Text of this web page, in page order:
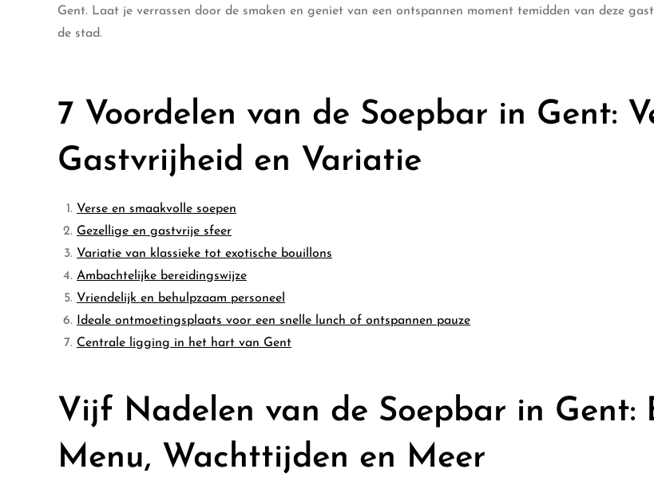
Gent. Laat je verrassen door de smaken en geniet van een ontspannen moment temidden van deze
de stad.
7 Voordelen van de Soepbar in Gent:
Gastvrijheid en Variatie
Verse en smaakvolle soepen
Gezellige en gastvrije sfeer
Variatie van klassieke tot exotische bouillons
Ambachtelijke bereidingswijze
Vriendelijk en behulpzaam personeel
Ideale ontmoetingsplaats voor een snelle lunch of ontspannen pauze
Centrale ligging in het hart van Gent
Vijf Nadelen van de Soepbar in Gent:
Menu, Wachttijden en Meer